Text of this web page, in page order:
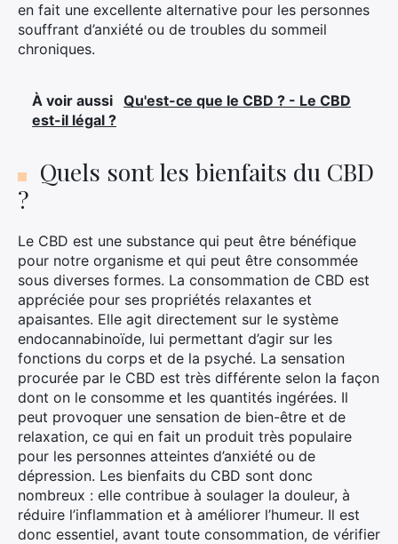
en fait une excellente alternative pour les personnes
souffrant d’anxiété ou de troubles du sommeil
chroniques.
À voir aussi Qu'est-ce que le CBD ? - Le CBD
est-il légal ?
Quels sont les bienfaits du CBD
?
Le CBD est une substance qui peut être bénéfique
pour notre organisme et qui peut être consommée
sous diverses formes. La consommation de CBD est
appréciée pour ses propriétés relaxantes et
apaisantes. Elle agit directement sur le système
endocannabinoïde, lui permettant d’agir sur les
fonctions du corps et de la psyché. La sensation
procurée par le CBD est très différente selon la façon
dont on le consomme et les quantités ingérées. Il
peut provoquer une sensation de bien-être et de
relaxation, ce qui en fait un produit très populaire
pour les personnes atteintes d’anxiété ou de
dépression. Les bienfaits du CBD sont donc
nombreux : elle contribue à soulager la douleur, à
réduire l’inflammation et à améliorer l’humeur. Il est
donc essentiel, avant toute consommation, de vérifier